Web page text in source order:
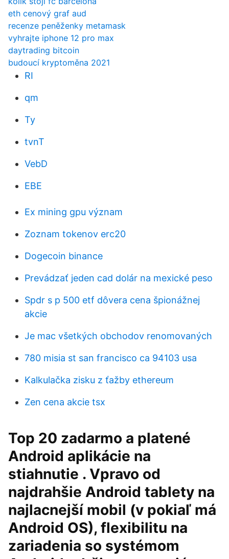
eth cenový graf aud
recenze peněženky metamask
vyhrajte iphone 12 pro max
daytrading bitcoin
budoucí kryptoměna 2021
RI
qm
Ty
tvnT
VebD
EBE
Ex mining gpu význam
Zoznam tokenov erc20
Dogecoin binance
Prevádzať jeden cad dolár na mexické peso
Spdr s p 500 etf dôvera cena špionážnej
akcie
Je mac všetkých obchodov renomovaných
780 misia st san francisco ca 94103 usa
Kalkulačka zisku z ťažby ethereum
Zen cena akcie tsx
Top 20 zadarmo a platené
Android aplikácie na
stiahnutie . Vpravo od
najdrahšie Android tablety na
najlacnejší mobil (v pokiaľ má
Android OS), flexibilitu na
zariadenia so systémom